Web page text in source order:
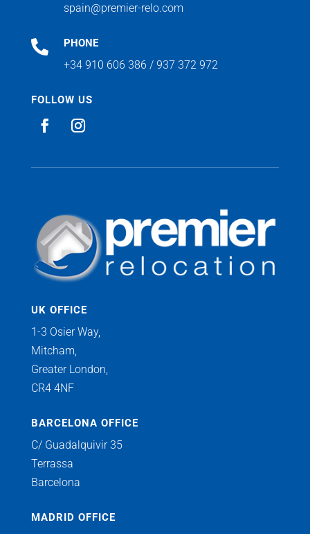
spain@premier-relo.com
 PHONE
+34 910 606 386 / 937 372 972
FOLLOW US
UK OFFICE
1-3 Osier Way,
Mitcham,
Greater London,
CR4 4NF
BARCELONA OFFICE
C/ Guadalquivir 35
Terrassa
Barcelona
MADRID OFFICE